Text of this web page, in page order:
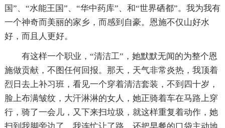
国”、“水能王国”、“华中药库”、和“世界硒都”。我为我有
一个神奇而美丽的家乡，而感到自豪。恩施不仅山好水
好，而且人更好。
有这样一个职业，“清洁工”，她默默无闻的为整个恩
施做贡献，不图任何回报。那天，天气非常炎热，我顶着
烈日去上补习班，看见一个穿着清洁套装，不到四十岁，
脸上布满皱纹，大汗淋淋的女人，她正骑着车在马路上穿
行，骑了一会儿，又下来扫垃圾，就这样重复着动作，她